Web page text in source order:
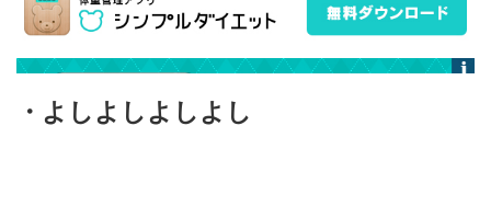
・よしよしよしよし